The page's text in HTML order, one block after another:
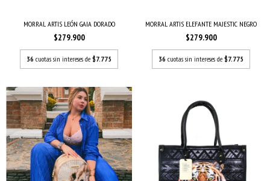
MORRAL ARTIS LEÓN GAIA DORADO
$279.900
36 cuotas sin intereses de $7.775
MORRAL ARTIS ELEFANTE MAJESTIC NEGRO
$279.900
36 cuotas sin intereses de $7.775